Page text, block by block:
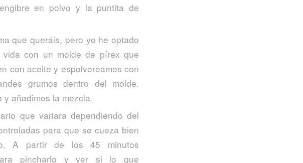
en polvo y la puntita de
que queráis, pero yo he optado
con un molde de pírex que
con aceite y espolvoreamos con
grumos dentro del molde.
añadimos la mezcla.
que variara dependiendo del
para que se cueza bien
A partir de los 45 minutos
pincharlo y ver si lo que